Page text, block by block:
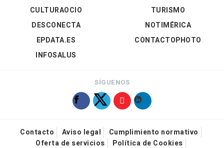
CULTURAOCIO
DESCONECTA
EPDATA.ES
INFOSALUS
TURISMO
NOTIMÉRICA
CONTACTOPHOTO
SÍGUENOS
Contacto Aviso legal
Cumplimiento normativo
Oferta de servicios
Política de Cookies